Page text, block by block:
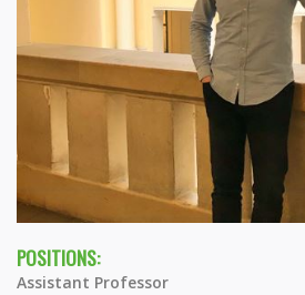
POSITIONS:
Assistant Professor